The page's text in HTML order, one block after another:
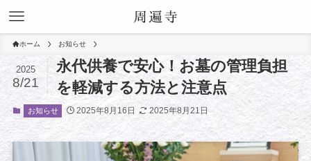
ホーム お知らせ
永代供養で安心！お墓の管理負担
を軽減する方法と注意点
2025
8/21
お知らせ 2025年8月16日 2025年8月21日